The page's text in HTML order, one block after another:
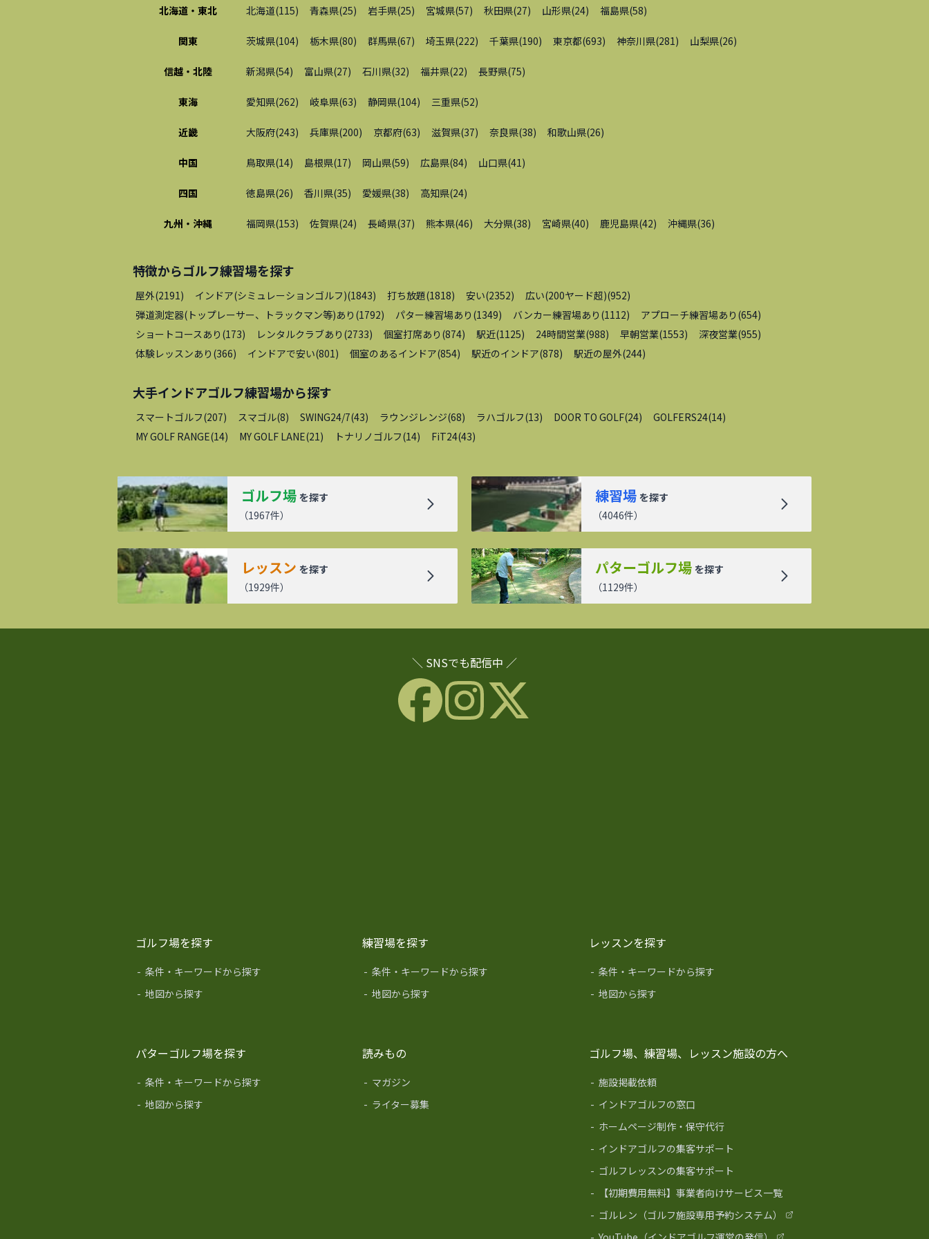
北海道・東北 北海道(115) 青森県(25) 岩手県(25) 宮城県(57) 秋田県(27) 山形県(24) 福島県(58)
関東 茨城県(104) 栃木県(80) 群馬県(67) 埼玉県(222) 千葉県(190) 東京都(693) 神奈川県(281) 山梨県(26)
信越・北陸 新潟県(54) 富山県(27) 石川県(32) 福井県(22) 長野県(75)
東海 愛知県(262) 岐阜県(63) 静岡県(104) 三重県(52)
近畿 大阪府(243) 兵庫県(200) 京都府(63) 滋賀県(37) 奈良県(38) 和歌山県(26)
中国 鳥取県(14) 島根県(17) 岡山県(59) 広島県(84) 山口県(41)
四国 徳島県(26) 香川県(35) 愛媛県(38) 高知県(24)
九州・沖縄 福岡県(153) 佐賀県(24) 長崎県(37) 熊本県(46) 大分県(38) 宮崎県(40) 鹿児島県(42) 沖縄県(36)
特徴からゴルフ練習場を探す
屋外(2191) インドア(シミュレーションゴルフ)(1843) 打ち放題(1818) 安い(2352) 広い(200ヤード超)(952)
弾道測定器(トップレーサー、トラックマン等)あり (1792) パター練習場あり (1349) バンカー練習場あり (1112) アプローチ練習場あり (654)
ショートコースあり (173) レンタルクラブあり (2733) 個室打席あり (874) 駅近(1125) 24時間営業(988) 早朝営業(1553) 深夜営業(955)
体験レッスンあり (366) インドアで安い(801) 個室のあるインドア(854) 駅近のインドア(878) 駅近の屋外(244)
大手インドアゴルフ練習場から探す
スマートゴルフ(207) スマゴル(8) SWING24/7(43) ラウンジレンジ(68) ラハゴルフ(13) DOOR TO GOLF(24) GOLFERS24(14)
MY GOLF RANGE(14) MY GOLF LANE(21) トナリノゴルフ(14) FiT24(43)
ゴルフ場 を探す
（1967件）
練習場 を探す
（4046件）
レッスン を探す
（1929件）
パターゴルフ場 を探す
（1129件）
＼ SNSでも配信中 ／
ゴルフ場を探す
- 条件・キーワードから探す
- 地図から探す
練習場を探す
- 条件・キーワードから探す
- 地図から探す
レッスンを探す
- 条件・キーワードから探す
- 地図から探す
パターゴルフ場を探す
- 条件・キーワードから探す
- 地図から探す
読みもの
- マガジン
- ライター募集
ゴルフ場、練習場、レッスン施設の方へ
- 施設掲載依頼
- インドアゴルフの窓口
- ホームページ制作・保守代行
- インドアゴルフの集客サポート
- ゴルフレッスンの集客サポート
-
【初期費用無料】事業者向けサービス一覧
- ゴルレン（ゴルフ施設専用予約システム）